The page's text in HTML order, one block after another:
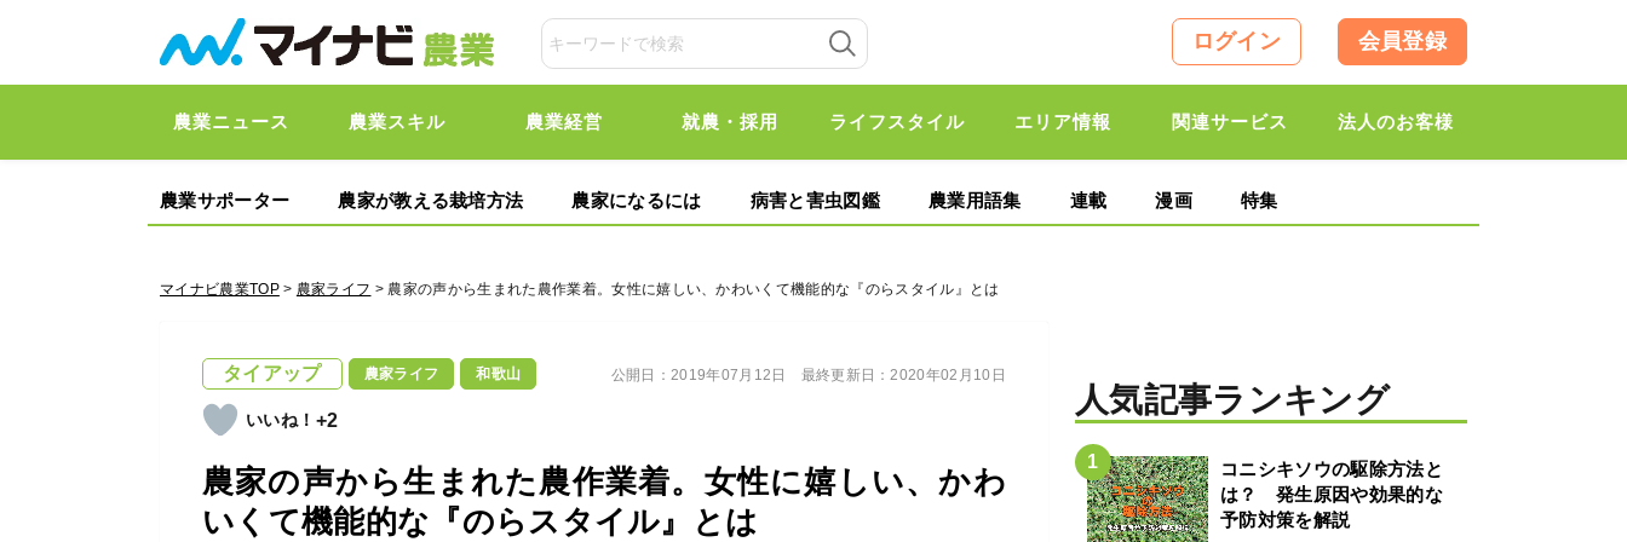
ログイン 会員登録
農業ニュース 農業スキル 農業経営 就農・採用 ライフスタイル エリア情報 関連サービス 法人のお客様
農業サポーター 農家が教える栽培方法 農家になるには 病害と害虫図鑑 農業用語集 連載 漫画 特集
マイナビ農業TOP> 農家ライフ > 農家の声から生まれた農作業着。女性に嬉しい、かわいくて機能的な『のらスタイル』とは
タイアップ 農家ライフ 和歌山
+2
農家の声から生まれた農作業着。女性に嬉しい、かわ
いくて機能的な『のらスタイル』とは
公開日：2019年07月12日 最終更新日：2020年02月10日
人気記事ランキング
コニシキソウの駆除方法と
は？ 発生原因や効果的な
予防対策を解説